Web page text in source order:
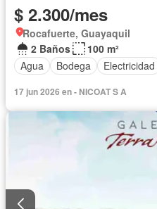
$ 2.300/mes
Rocafuerte, Guayaquil
2 Baños
100 m²
Agua
Bodega Electricidad
17 jun 2026 en - NICOAT S A